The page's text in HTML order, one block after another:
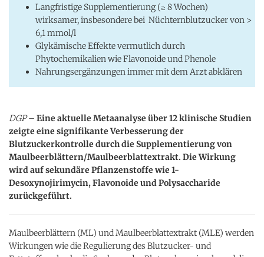
Langfristige Supplementierung (≥ 8 Wochen)
wirksamer, insbesondere bei Nüchternblutzucker von >
6,1 mmol/l
Glykämische Effekte vermutlich durch
Phytochemikalien wie Flavonoide und Phenole
Nahrungsergänzungen immer mit dem Arzt abklären
DGP– Eine aktuelle Metaanalyse über 12 klinische Studien
zeigte eine signifikante Verbesserung der
Blutzuckerkontrolle durch die Supplementierung von
Maulbeerblättern/Maulbeerblattextrakt. Die Wirkung
wird auf sekundäre Pflanzenstoffe wie 1-
Desoxynojirimycin, Flavonoide und Polysaccharide
zurückgeführt.
Maulbeerblättern (ML) und Maulbeerblattextrakt (MLE) werden
Wirkungen wie die Regulierung des Blutzucker- und